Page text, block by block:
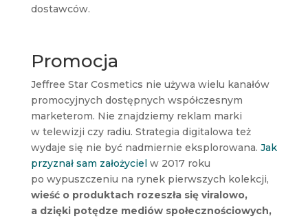
dostawców.
Promocja
Jeffree Star Cosmetics nie używa wielu kanałów
promocyjnych dostępnych współczesnym
marketerom. Nie znajdziemy reklam marki
w telewizji czy radiu. Strategia digitalowa też
wydaje się nie być nadmiernie eksplorowana. Jak
przyznał sam założycielw 2017 roku
po wypuszczeniu na rynek pierwszych kolekcji,
wieść o produktach rozeszła się viralowo,
a dzięki potędze mediów społecznościowych,